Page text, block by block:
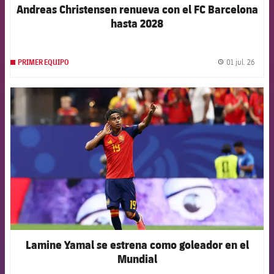
Andreas Christensen renueva con el FC Barcelona
hasta 2028
PRIMER EQUIPO 01 jul. 26
FCB Barcelona badge
Lamine Yamal se estrena como goleador en el
Mundial